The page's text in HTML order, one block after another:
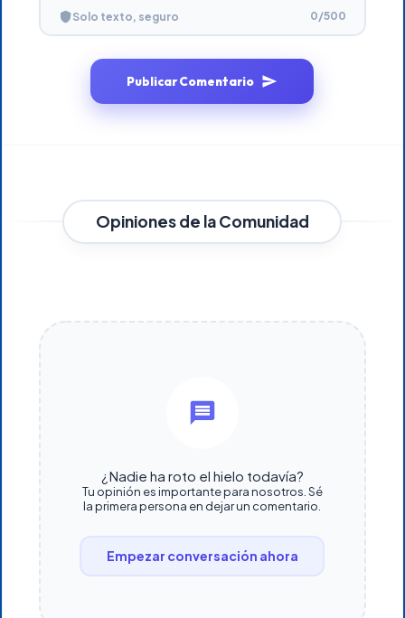
Solo texto, seguro 0/500
Publicar Comentario
Opiniones de la Comunidad
¿Nadie ha roto el hielo todavía?
Tu opinión es importante para nosotros. Sé
la primera persona en dejar un comentario.
Empezar conversación ahora